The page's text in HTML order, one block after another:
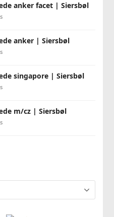
anker facet | Siersbøl
anker | Siersbøl
singapore | Siersbøl
m/cz | Siersbøl